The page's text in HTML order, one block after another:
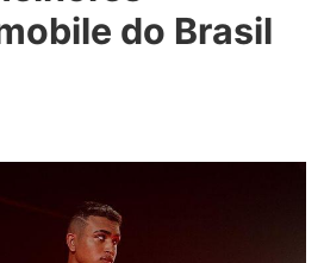
do Brasil